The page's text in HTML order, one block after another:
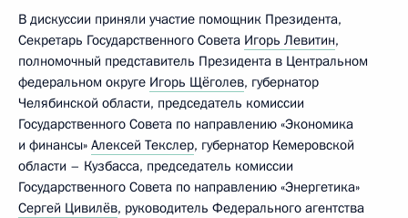
В дискуссии приняли участие помощник Президента,
Секретарь Государственного Совета Игорь Левитин,
полномочный представитель Президента в Центральном
федеральном округе Игорь Щёголев, губернатор
Челябинской области, председатель комиссии
Государственного Совета по направлению «Экономика
и финансы» Алексей Текслер, губернатор Кемеровской
области – Кузбасса, председатель комиссии
Государственного Совета по направлению «Энергетика»
Сергей Цивилёв, руководитель Федерального агентства